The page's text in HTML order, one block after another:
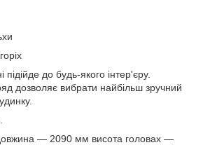
підійде до будь-якого інтер'єру.
дозволяє вибрати найбільш зручний
— 2090 мм висота головах —